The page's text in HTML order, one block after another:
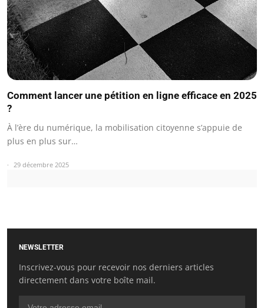
Comment lancer une pétition en ligne efficace en 2025
?
À l’ère du numérique, la mobilisation citoyenne s’appuie de
plus en plus sur…
29 décembre 2025
NEWSLETTER
Inscrivez-vous pour recevoir nos derniers articles
directement dans votre boîte mail.